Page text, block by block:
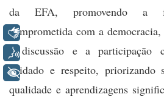
da EFA, promovendo a
comprometida com a
a discussão e a participação
cuidado e respeito, priorizando
qualidade e aprendizagens
Libras
Voz
+ Acessibilidade